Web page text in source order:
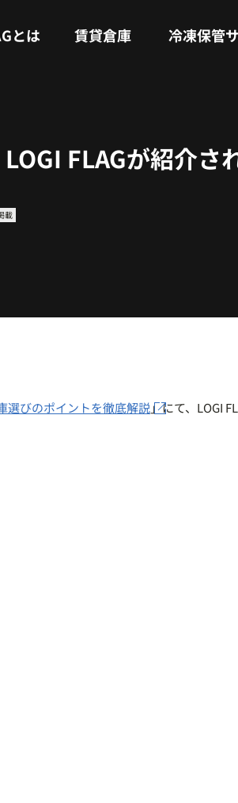
とは 賃貸倉庫 冷凍保管
FLAGが紹介さ
載
選びのポイントを徹底解説」にて、LOGI